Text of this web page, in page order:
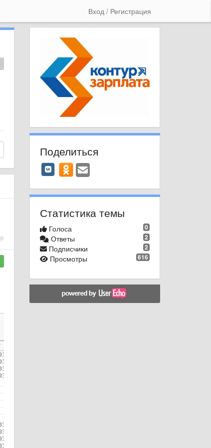
Вход / Регистрация
Поделиться
Статистика темы
0
Голоса
2
Ответы
2
Подписчики
616
Просмотры